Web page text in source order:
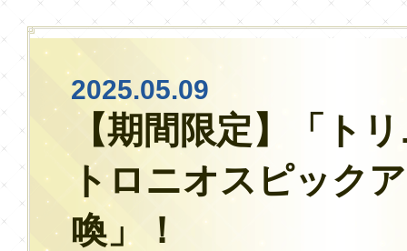
2025.05.09
【期間限定】「ト
トロニオスピック
喚」！